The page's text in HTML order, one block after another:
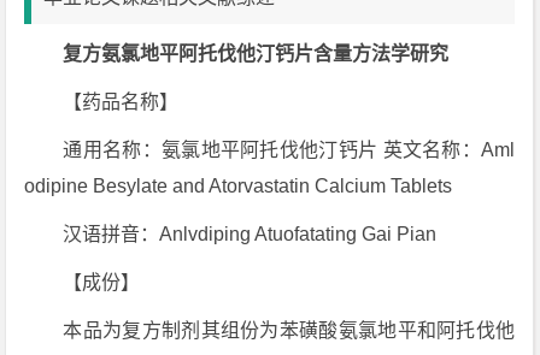
复方氨氯地平阿托伐他汀钙片含量方法学研究
【药品名称】
通用名称：氨氯地平阿托伐他汀钙片 英文名称：Aml
odipine Besylate and Atorvastatin Calcium Tablets
汉语拼音：Anlvdiping Atuofatating Gai Pian
【成份】
本品为复方制剂其组份为苯磺酸氨氯地平和阿托伐他